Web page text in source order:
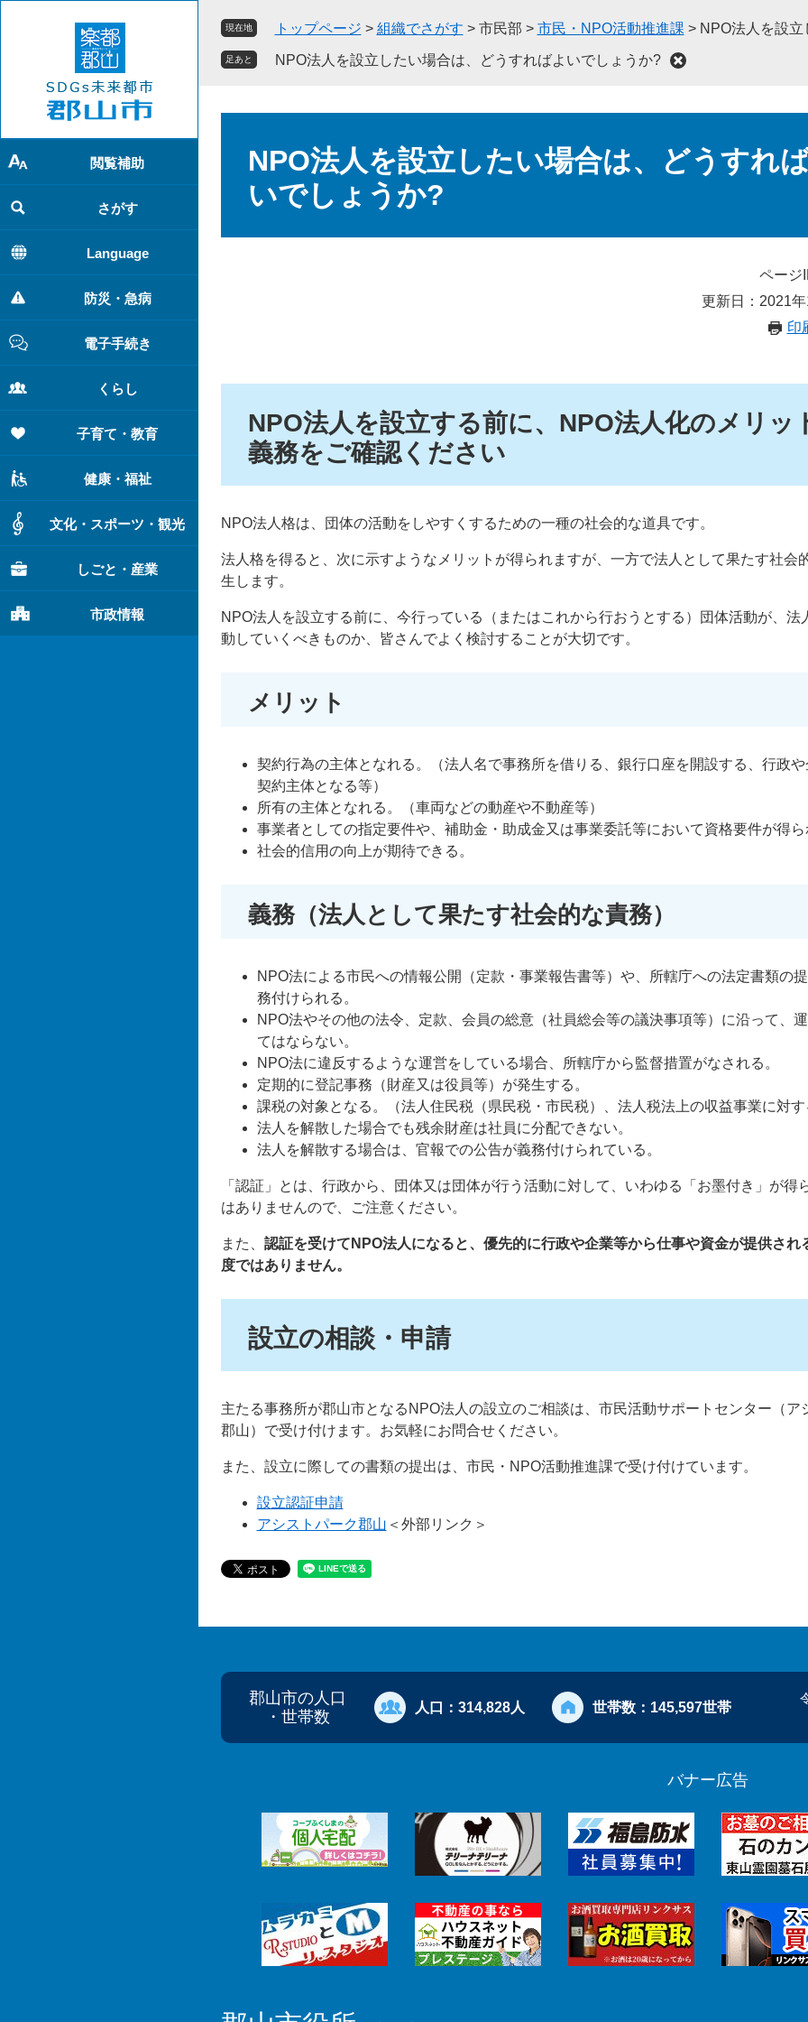
で
す
。
ば
し
て
本
文
へ
閲覧補助
さがす
Language
防災・急病
電子手続き
くらし
子育て・教育
健康・福祉
文化・スポーツ・観光
しごと・産業
市政情報
現在地 トップページ > 組織でさがす > 市民部 > 市民・NPO活動推進課 > NPO法人を設
足あと NPO法人を設立したい場合は、どうすればよいでしょうか?
NPO法人を設立したい場合は、どうすれ
いでしょうか?
ページ
更新日：2021
印
NPO法人を設立する前に、NPO法人化のメリッ
義務をご確認ください
NPO法人格は、団体の活動をしやすくするための一種の社会的な道具です。
法人格を得ると、次に示すようなメリットが得られますが、一方で法人として果たす社会
生します。
NPO法人を設立する前に、今行っている（またはこれから行おうとする）団体活動が、法
動していくべきものか、皆さんでよく検討することが大切です。
メリット
契約行為の主体となれる。（法人名で事務所を借りる、銀行口座を開設する、行政
契約主体となる等）
所有の主体となれる。（車両などの動産や不動産等）
事業者としての指定要件や、補助金・助成金又は事業委託等において資格要件が得ら
社会的信用の向上が期待できる。
義務（法人として果たす社会的な責務）
NPO法による市民への情報公開（定款・事業報告書等）や、所轄庁への法定書類の
務付けられる。
NPO法やその他の法令、定款、会員の総意（社員総会等の議決事項等）に沿って、運
てはならない。
NPO法に違反するような運営をしている場合、所轄庁から監督措置がなされる。
定期的に登記事務（財産又は役員等）が発生する。
課税の対象となる。（法人住民税（県民税・市民税）、法人税法上の収益事業に対す
法人を解散した場合でも残余財産は社員に分配できない。
法人を解散する場合は、官報での公告が義務付けられている。
「認証」とは、行政から、団体又は団体が行う活動に対して、いわゆる「お墨付き」が得
はありませんので、ご注意ください。
また、 認証を受けてNPO法人になると、優先的に行政や企業等から仕事や資金が提供され
度ではありません。
設立の相談・申請
主たる事務所が郡山市となるNPO法人の設立のご相談は、市民活動サポートセンター（ア
郡山）で受け付けます。お気軽にお問合せください。
また、設立に際しての書類の提出は、市民・NPO活動推進課で受け付けています。
設立認証申請
アシストパーク郡山 ＜外部リンク＞
郡山市の人口
・世帯数
人口： 314,828人 世帯数： 145,597世帯
バナー広告